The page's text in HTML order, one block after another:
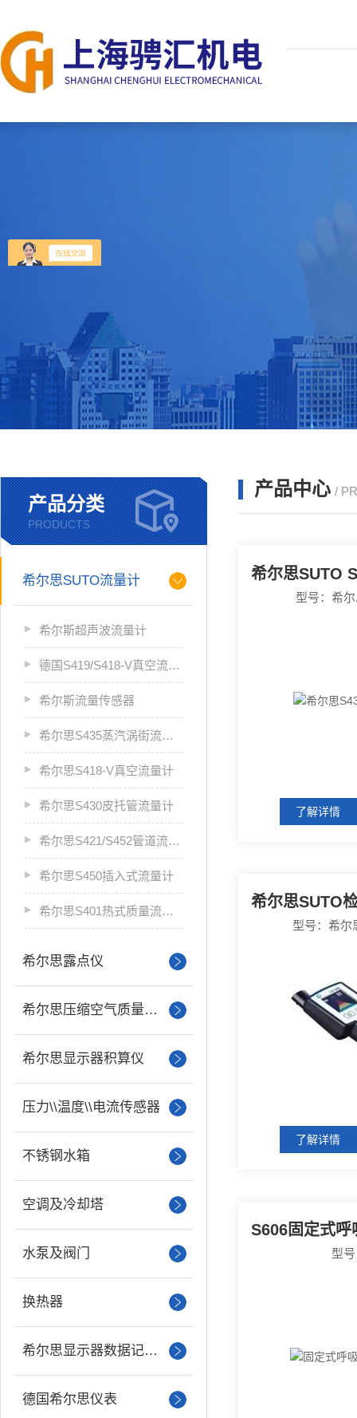
产品分类
PRODUCTS
希尔思SUTO流量计
希尔斯超声波流量计
德国S419/S418-V真空流量计
希尔斯流量传感器
希尔思S435蒸汽涡街流量计
希尔思S418-V真空流量计
希尔思S430皮托管流量计
希尔思S421/S452管道流量计
希尔思S450插入式流量计
希尔思S401热式质量流量计
希尔思露点仪
希尔思压缩空气质量分析
希尔思显示器积算仪
压力\\温度\\电流传感器
不锈钢水箱
空调及冷却塔
水泵及阀门
换热器
希尔思显示器数据记录仪
德国希尔思仪表
产品中心 /
型号：希
了解详情
型号：希尔
了解详情
型